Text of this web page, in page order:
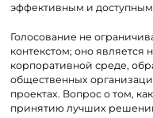
эффективным и
Голосование не
контекстом; оно
корпоративной среде,
общественных
проектах. Вопрос о том,
принятию лучших